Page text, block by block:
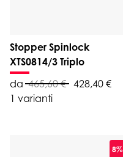
Stopper Spinlock
XTS0814/3 Triplo
da 465,60 € 428,40 €
1 varianti
8%